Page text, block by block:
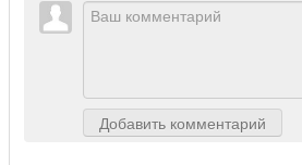
Добавить комментарий